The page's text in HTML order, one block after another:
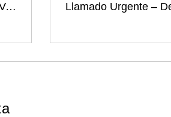
MUJER EN VENEZUELA: Vulnerabilidad, Persecución y un Llamado a la Justicia